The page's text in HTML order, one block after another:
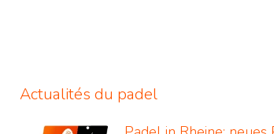
Actualités du padel